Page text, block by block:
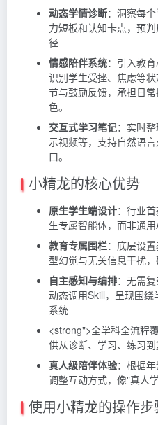
动态学情诊断：洞察每
力短板和认知卡点，预
径
情感陪伴系统：引入教
识别学生受挫、焦虑等
节与鼓励反馈，承担日
色。
交互式学习笔记：实时
示视频等，支持自然语
口。
小精龙的核心优势
原生学生端设计：行业
生专属智能体，而非通用
教育专属围栏：底层设
型幻觉与无关信息干扰
自主感知与编排：无需
动态调用Skill，呈现围
系统
<strong">全学科全流程
供从诊断、学习、练习到
真人级陪伴体验：根据
调整互动方式，像"真人
使用小精龙的操作步